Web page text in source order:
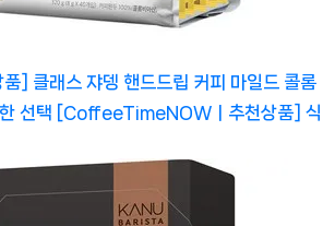
품] 클래스 쟈뎅 핸드드립 커피 마일드 콜롬
한 선택 [CoffeeTimeNOWㅣ추천상품]
식